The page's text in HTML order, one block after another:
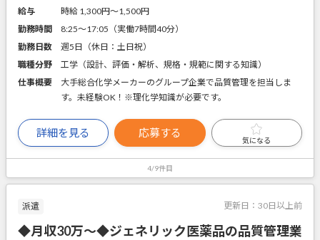
給与
時給 1,300円〜1,500円
勤務時間
8:25～17:05（実働7時間40分）
勤務日数
週5日（休日：土日祝）
職種分野
工学（設計、評価・解析、規格・規範に関する知識）
仕事概要
大手総合化学メーカーのグループ企業で品質管理を担当しま
す。未経験OK！※理化学知識が必要です。
詳細を見る 応募する
気になる
4/9件目
派遣 更新日： 30日以上前
◆月収30万～◆ジェネリック医薬品の品質管理業